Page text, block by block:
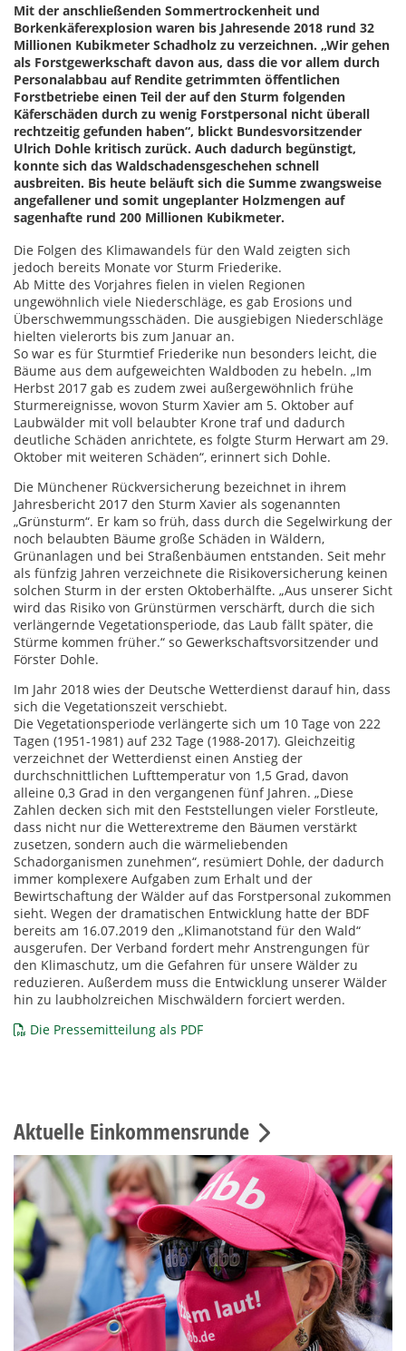
Mit der anschließenden Sommertrockenheit und
Borkenkäferexplosion waren bis Jahresende 2018 rund 32
Millionen Kubikmeter Schadholz zu verzeichnen. „Wir gehen
als Forstgewerkschaft davon aus, dass die vor allem durch
Personalabbau auf Rendite getrimmten öffentlichen
Forstbetriebe einen Teil der auf den Sturm folgenden
Käferschäden durch zu wenig Forstpersonal nicht überall
rechtzeitig gefunden haben“, blickt Bundesvorsitzender
Ulrich Dohle kritisch zurück. Auch dadurch begünstigt,
konnte sich das Waldschadensgeschehen schnell
ausbreiten. Bis heute beläuft sich die Summe zwangsweise
angefallener und somit ungeplanter Holzmengen auf
sagenhafte rund 200 Millionen Kubikmeter.
Die Folgen des Klimawandels für den Wald zeigten sich
jedoch bereits Monate vor Sturm Friederike.
Ab Mitte des Vorjahres fielen in vielen Regionen
ungewöhnlich viele Niederschläge, es gab Erosions und
Überschwemmungsschäden. Die ausgiebigen Niederschläge
hielten vielerorts bis zum Januar an.
So war es für Sturmtief Friederike nun besonders leicht, die
Bäume aus dem aufgeweichten Waldboden zu hebeln. „Im
Herbst 2017 gab es zudem zwei außergewöhnlich frühe
Sturmereignisse, wovon Sturm Xavier am 5. Oktober auf
Laubwälder mit voll belaubter Krone traf und dadurch
deutliche Schäden anrichtete, es folgte Sturm Herwart am 29.
Oktober mit weiteren Schäden“, erinnert sich Dohle.
Die Münchener Rückversicherung bezeichnet in ihrem
Jahresbericht 2017 den Sturm Xavier als sogenannten
„Grünsturm“. Er kam so früh, dass durch die Segelwirkung der
noch belaubten Bäume große Schäden in Wäldern,
Grünanlagen und bei Straßenbäumen entstanden. Seit mehr
als fünfzig Jahren verzeichnete die Risikoversicherung keinen
solchen Sturm in der ersten Oktoberhälfte. „Aus unserer Sicht
wird das Risiko von Grünstürmen verschärft, durch die sich
verlängernde Vegetationsperiode, das Laub fällt später, die
Stürme kommen früher.“ so Gewerkschaftsvorsitzender und
Förster Dohle.
Im Jahr 2018 wies der Deutsche Wetterdienst darauf hin, dass
sich die Vegetationszeit verschiebt.
Die Vegetationsperiode verlängerte sich um 10 Tage von 222
Tagen (1951-1981) auf 232 Tage (1988-2017). Gleichzeitig
verzeichnet der Wetterdienst einen Anstieg der
durchschnittlichen Lufttemperatur von 1,5 Grad, davon
alleine 0,3 Grad in den vergangenen fünf Jahren. „Diese
Zahlen decken sich mit den Feststellungen vieler Forstleute,
dass nicht nur die Wetterextreme den Bäumen verstärkt
zusetzen, sondern auch die wärmeliebenden
Schadorganismen zunehmen“, resümiert Dohle, der dadurch
immer komplexere Aufgaben zum Erhalt und der
Bewirtschaftung der Wälder auf das Forstpersonal zukommen
sieht. Wegen der dramatischen Entwicklung hatte der BDF
bereits am 16.07.2019 den „Klimanotstand für den Wald“
ausgerufen. Der Verband fordert mehr Anstrengungen für
den Klimaschutz, um die Gefahren für unsere Wälder zu
reduzieren. Außerdem muss die Entwicklung unserer Wälder
hin zu laubholzreichen Mischwäldern forciert werden.
Die Pressemitteilung als PDF
Aktuelle Einkommensrunde